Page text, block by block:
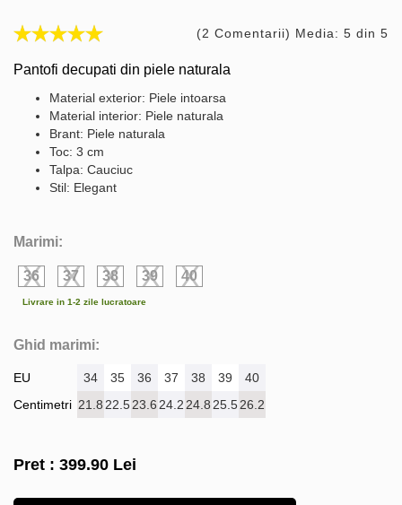
(2 Comentarii) Media: 5 din 5
Pantofi decupati din piele naturala
Material exterior: Piele intoarsa
Material interior: Piele naturala
Brant: Piele naturala
Toc: 3 cm
Talpa: Cauciuc
Stil: Elegant
Marimi:
36 37 38 39 40
Livrare in 1-2 zile lucratoare
Ghid marimi:
EU
Centimetri
34 35 36 37 38 39
40
21.8 22.523.6 24.2 24.8 25.526.2
Pret : 399.90 Lei